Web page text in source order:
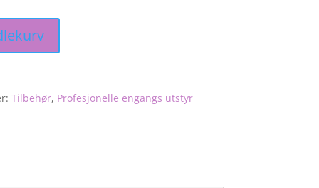
Tilbehør, Profesjonelle engangs utstyr